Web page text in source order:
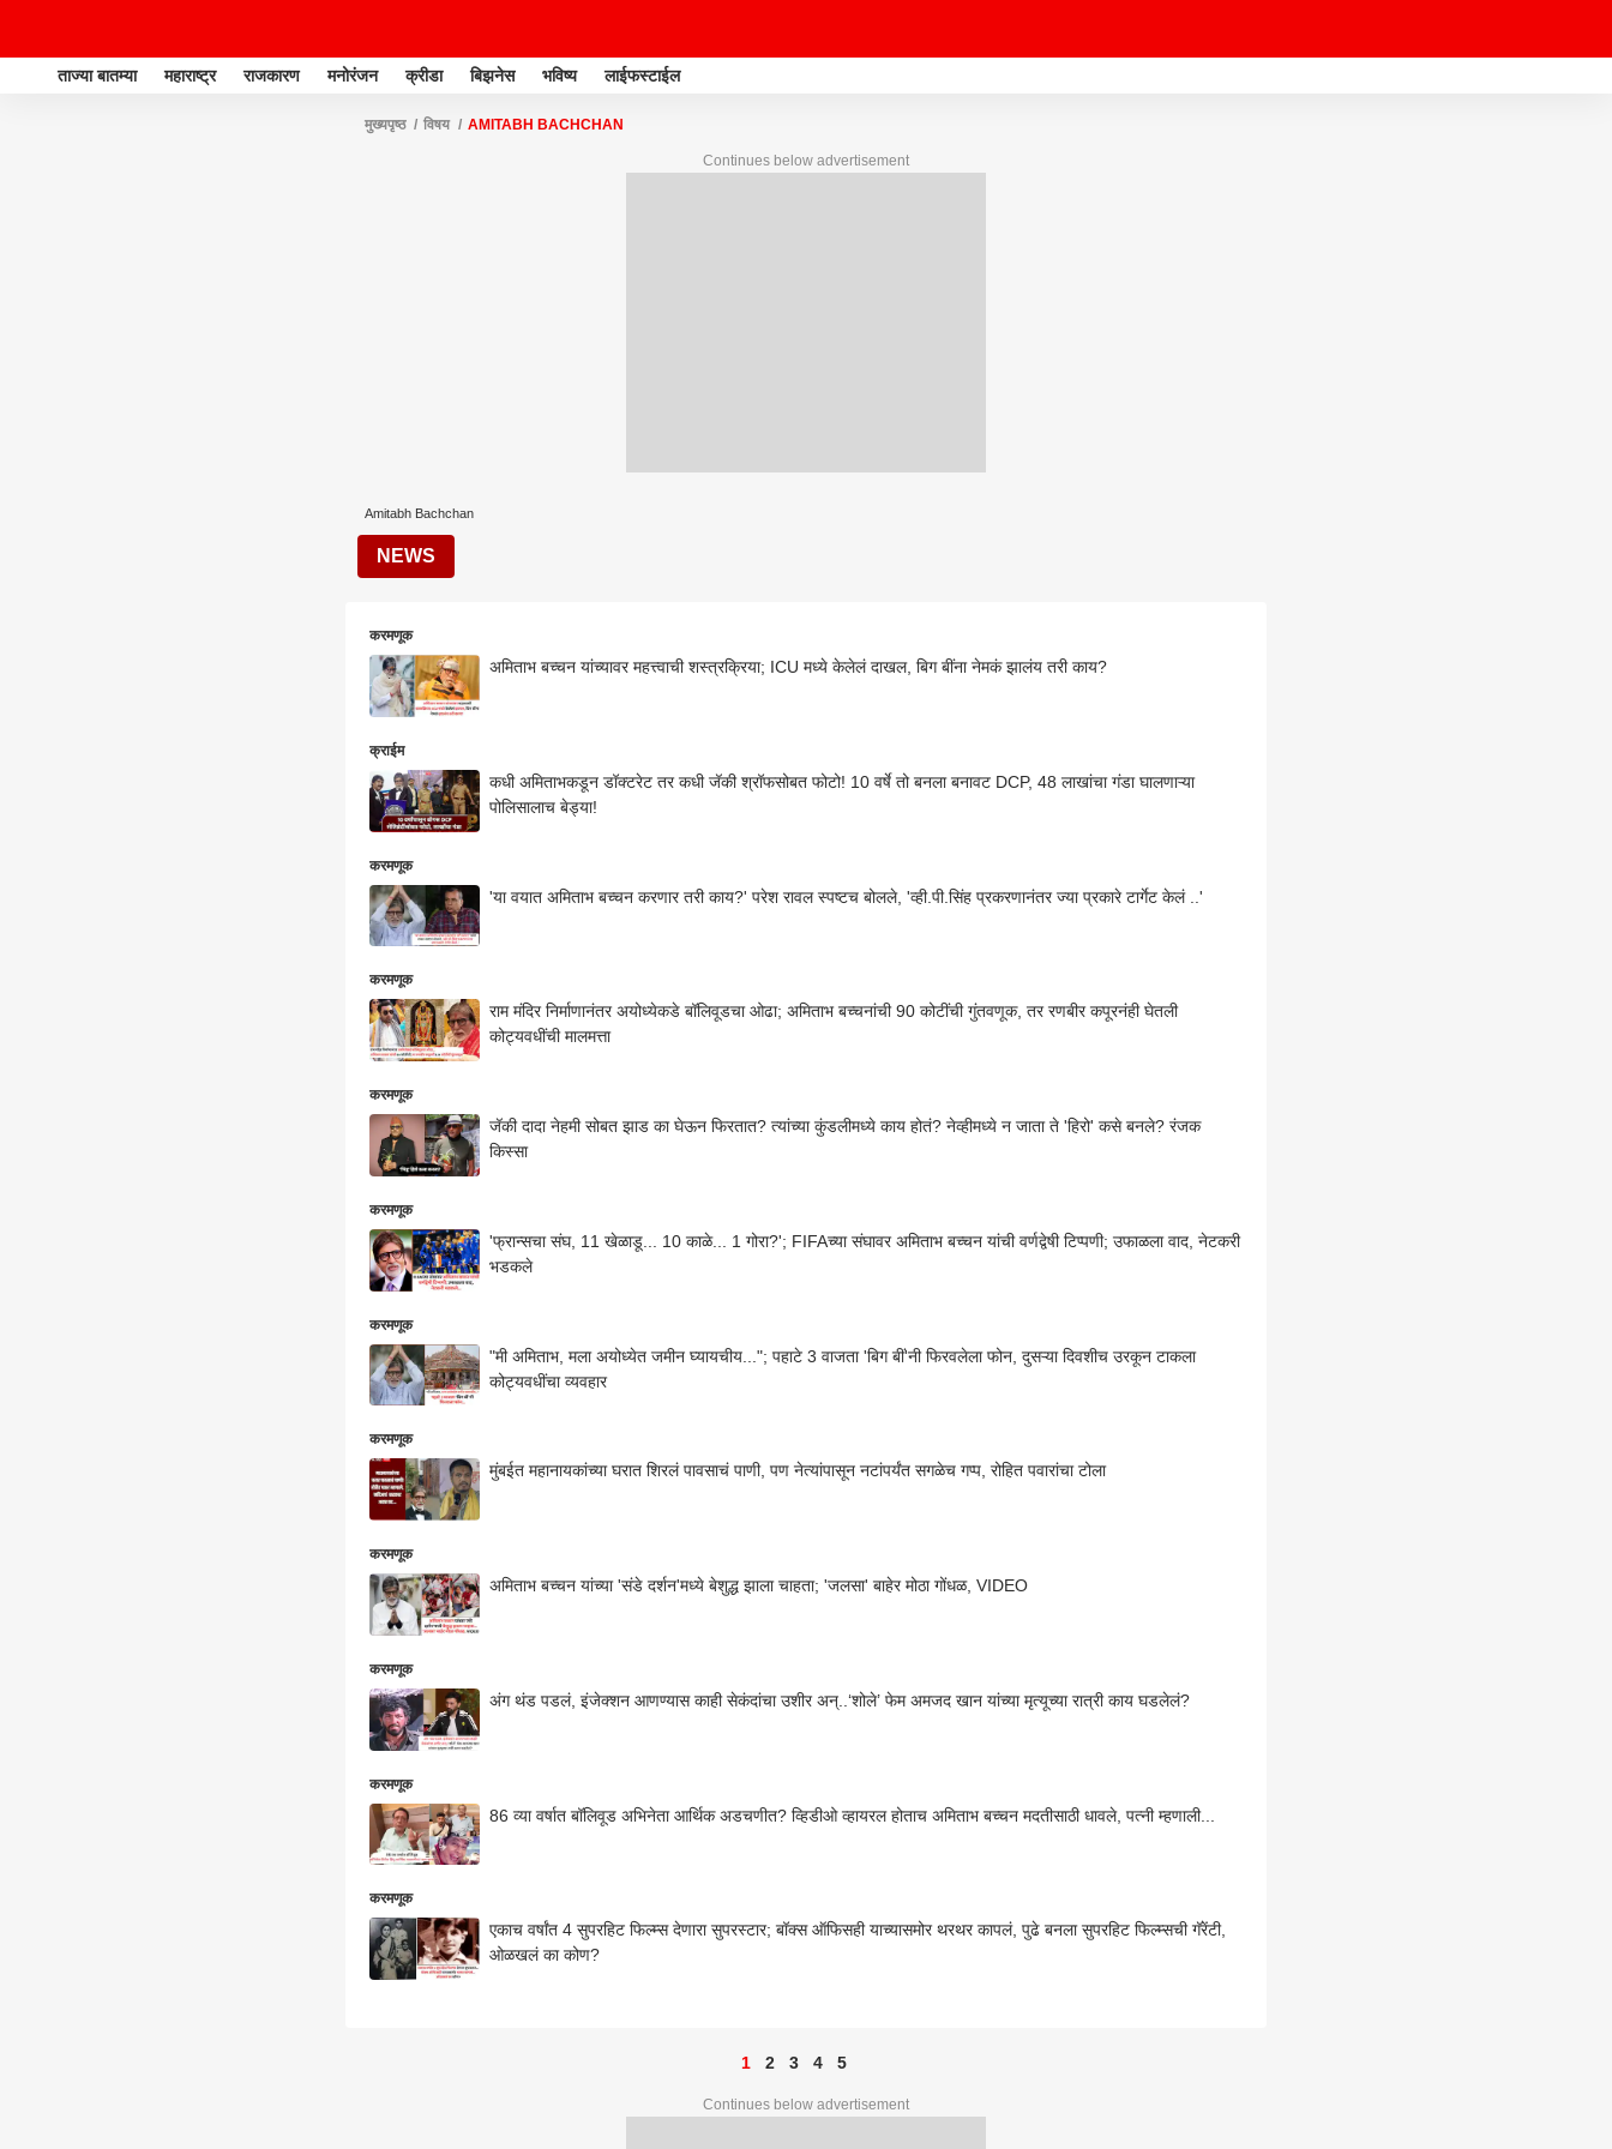
ताज्या बातम्या महाराष्ट्र राजकारण मनोरंजन क्रीडा बिझनेस भविष्य लाईफस्टाईल
मुख्यपृष्ठ विषय AMITABH BACHCHAN
Continues below advertisement
Amitabh Bachchan
NEWS
करमणूक
अमिताभ बच्चन यांच्यावर महत्त्वाची शस्त्रक्रिया; ICU मध्ये केलेलं दाखल, बिग बींना नेमकं झालंय तरी काय?
क्राईम
कधी अमिताभकडून डॉक्टरेट तर कधी जॅकी श्रॉफसोबत फोटो! 10 वर्षे तो बनला बनावट DCP, 48 लाखांचा गंडा घालणाऱ्या
पोलिसालाच बेड्या!
करमणूक
'या वयात अमिताभ बच्चन करणार तरी काय?' परेश रावल स्पष्टच बोलले, 'व्ही.पी.सिंह प्रकरणानंतर ज्या प्रकारे टार्गेट केलं ..'
करमणूक
राम मंदिर निर्माणानंतर अयोध्येकडे बॉलिवूडचा ओढा; अमिताभ बच्चनांची 90 कोटींची गुंतवणूक, तर रणबीर कपूरनंही घेतली
कोट्यवधींची मालमत्ता
करमणूक
जॅकी दादा नेहमी सोबत झाड का घेऊन फिरतात? त्यांच्या कुंडलीमध्ये काय होतं? नेव्हीमध्ये न जाता ते 'हिरो' कसे बनले? रंजक
किस्सा
करमणूक
'फ्रान्सचा संघ, 11 खेळाडू... 10 काळे... 1 गोरा?'; FIFAच्या संघावर अमिताभ बच्चन यांची वर्णद्वेषी टिप्पणी; उफाळला वाद, नेटकरी
भडकले
करमणूक
"मी अमिताभ, मला अयोध्येत जमीन घ्यायचीय..."; पहाटे 3 वाजता 'बिग बीं'नी फिरवलेला फोन, दुसऱ्या दिवशीच उरकून टाकला
कोट्यवधींचा व्यवहार
करमणूक
मुंबईत महानायकांच्या घरात शिरलं पावसाचं पाणी, पण नेत्यांपासून नटांपर्यंत सगळेच गप्प, रोहित पवारांचा टोला
करमणूक
अमिताभ बच्चन यांच्या 'संडे दर्शन'मध्ये बेशुद्ध झाला चाहता; 'जलसा' बाहेर मोठा गोंधळ, VIDEO
करमणूक
अंग थंड पडलं, इंजेक्शन आणण्यास काही सेकंदांचा उशीर अन्..‘शोले’ फेम अमजद खान यांच्या मृत्यूच्या रात्री काय घडलेलं?
करमणूक
86 व्या वर्षात बॉलिवूड अभिनेता आर्थिक अडचणीत? व्हिडीओ व्हायरल होताच अमिताभ बच्चन मदतीसाठी धावले, पत्नी म्हणाली...
करमणूक
एकाच वर्षांत 4 सुपरहिट फिल्म्स देणारा सुपरस्टार; बॉक्स ऑफिसही याच्यासमोर थरथर कापलं, पुढे बनला सुपरहिट फिल्म्सची गॅरेंटी,
ओळखलं का कोण?
1 2 3 4 5
Continues below advertisement